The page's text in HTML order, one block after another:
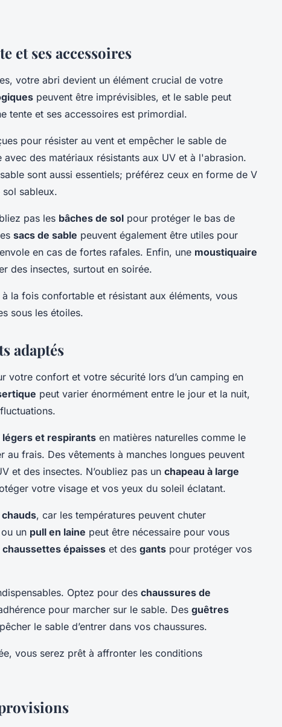
et ses accessoires
votre abri devient un élément crucial de votre
peuvent être imprévisibles, et le sable peut
tente et ses accessoires est primordial.
pour résister au vent et empêcher le sable de
des matériaux résistants aux UV et à l'abrasion.
sont aussi essentiels; préférez ceux en forme de V
sableux.
pas les bâches de sol pour protéger le bas de
sacs de sable peuvent également être utiles pour
en cas de fortes rafales. Enfin, une moustiquaire
des insectes, surtout en soirée.
la fois confortable et résistant aux éléments, vous
sous les étoiles.
adaptés
votre confort et votre sécurité lors d’un camping en
peut varier énormément entre le jour et la nuit,
et respirants en matières naturelles comme le
frais. Des vêtements à manches longues peuvent
et des insectes. N’oubliez pas un chapeau à large
votre visage et vos yeux du soleil éclatant.
, car les températures peuvent chuter
ou un pull en laine peut être nécessaire pour vous
chaussettes épaisses et des gants pour protéger vos
Optez pour des chaussures de
pour marcher sur le sable. Des guêtres
le sable d’entrer dans vos chaussures.
vous serez prêt à affronter les conditions